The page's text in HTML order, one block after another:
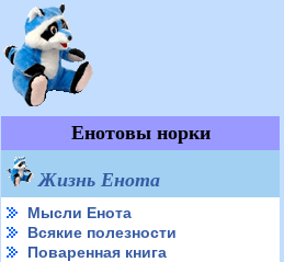
Енотовы норки
Жизнь Енота
Мысли Енота
Всякие полезности
Поваренная книга